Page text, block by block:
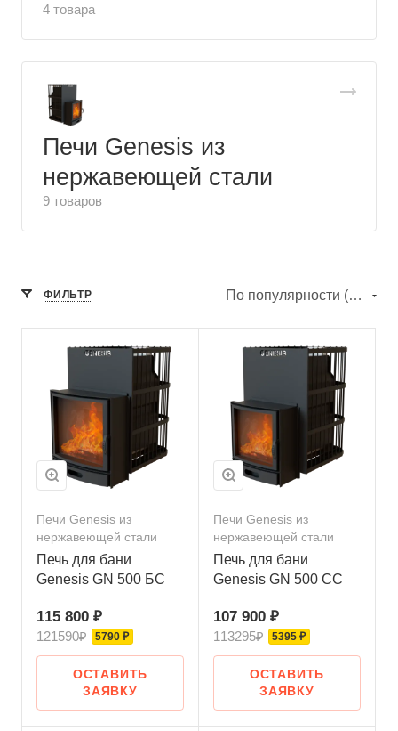
4 товара
Печи Genesis из
нержавеющей стали
9 товаров
ФИЛЬТР По популярности (убывание)
Печи Genesis из
нержавеющей стали
Печь для бани
Genesis GN 500 БС
115 800 ₽
121590₽ 5790 ₽
ОСТАВИТЬ
ЗАЯВКУ
Печи Genesis из
нержавеющей стали
Печь для бани
Genesis GN 500 СС
107 900 ₽
113295₽ 5395 ₽
ОСТАВИТЬ
ЗАЯВКУ